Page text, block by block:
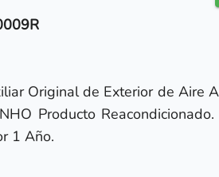
Original de Exterior de Aire
Producto
1 Año.